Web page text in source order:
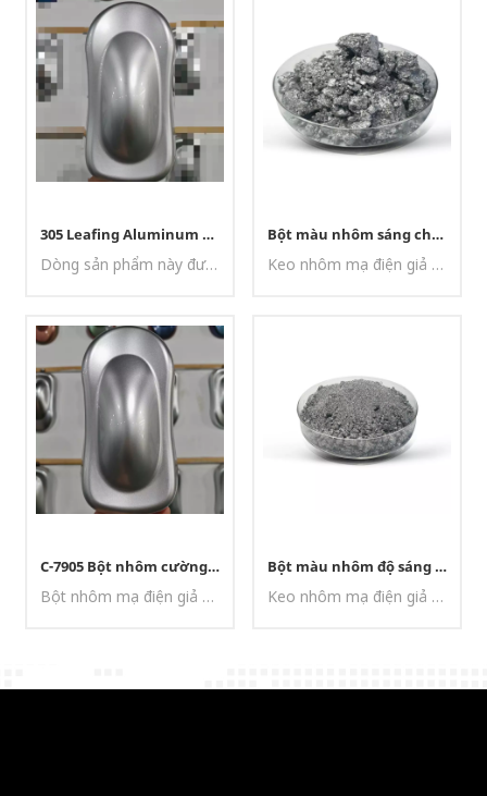
305 Leafing Aluminum Silver Paste
Dòng sản phẩm này được sản xuất nhằm giảm thiểu sự ăn mòn bề mặt kim loại. Công nghệ được áp dụng cho phép sản phẩm của chúng tôi đạt được độ sáng và độ trắng cao, đồng thời vẫn duy trì cơ cấu chi phí cân bằng.
Bột màu nhôm sáng chất lượng cao C-7902
Keo nhôm mạ điện giả được sản xuất bằng công nghệ mài đặc biệt. Keo có bề mặt rất mịn, độ định hướng tốt, khả năng san phẳng và phủ bề mặt tuyệt vời.
C-7905 Bột nhôm cường độ cao OEM&ODM dùng cho nhựa (Masterbatch)
Bột nhôm mạ điện giả được tạo ra bằng công nghệ mài đặc biệt. Bột có bề mặt rất mịn, độ định hướng tốt, khả năng tự san phẳng và phủ bề mặt tuyệt vời.
Bột màu nhôm độ sáng cao C-7913 dùng cho sơn trang trí
Keo nhôm mạ điện giả được sản xuất bằng công nghệ mài đặc biệt. Keo có bề mặt rất mịn, độ định hướng tốt, khả năng san phẳng và phủ bề mặt tuyệt vời.